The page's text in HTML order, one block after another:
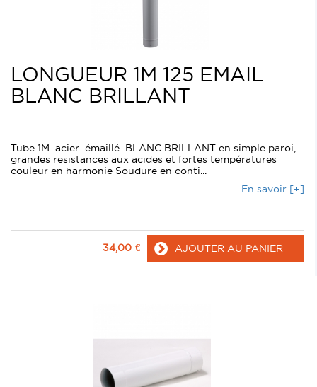
LONGUEUR 1M 125 EMAIL
BLANC BRILLANT
Tube 1M acier émaillé BLANC BRILLANT en simple paroi,
grandes resistances aux acides et fortes températures
couleur en harmonie Soudure en conti...
En savoir [+]
34,00 € AJOUTER AU PANIER